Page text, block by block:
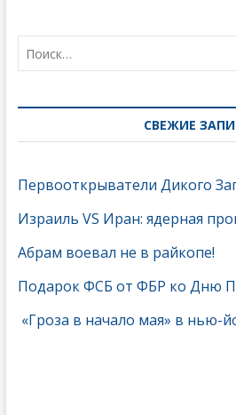
СВЕЖИЕ
Первооткрыватели Дикого
Израиль VS Иран: ядерная
Абрам воевал не в райкопе!
Подарок ФСБ от ФБР ко Дню
«Гроза в начало мая» в нью-